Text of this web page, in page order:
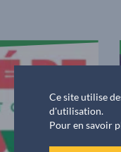
Ce site utilise
d'utilisation.
Pour en savoir